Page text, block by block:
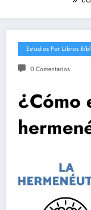
Estudios Por Libros
0 Comentarios
¿Cómo